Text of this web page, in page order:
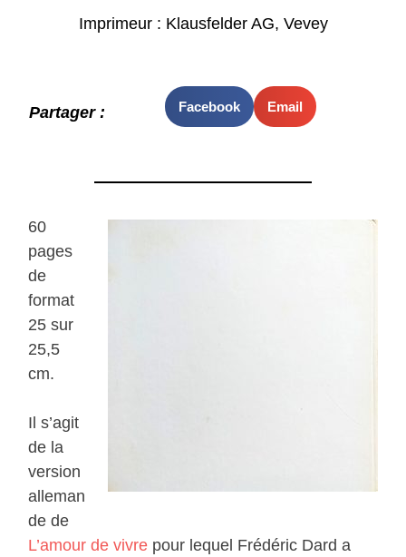
Imprimeur : Klausfelder AG, Vevey
Partager : Facebook Email
60
pages
de
format
25 sur
25,5
cm.
Il s’agit
de la
version
alleman
de de
L’amour de vivre pour lequel Frédéric Dard a